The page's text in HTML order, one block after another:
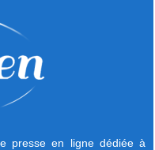
presse en ligne dédiée à